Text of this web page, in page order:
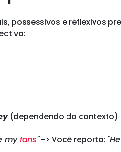
possessivos e reflexivos
(dependendo do contexto)
myfans"-> Você reporta: